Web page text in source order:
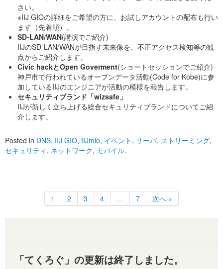
さい。
※IIJ GIOの詳細をご希望の方に、お試しアカウントの配布も行い
ます（先着順）。
SD-LAN/WAN(講演でご紹介)
IIJのSD-LAN/WANが目指す未来像を、不正アクセス検知等の観
点からご紹介します。
Civic hackとOpen Goverment(ショートセッションでご紹介)
神戸市で行われているオープンデータ活動(Code for Kobe)に参
加しているIIJのエンジニアが活動の模様を報告します。
セキュリティブランド「wizsafe」
IIJが新しく立ち上げる総合セキュリティブランドについてご紹
介します。
Posted in DNS, IIJ GIO, IIJmio, イベント , サーバ, ストリーミング,
セキュリティ , ネットワーク, モバイル.
1 2 3 4 … 7 次へ »
「てくろぐ」の更新は終了しました。